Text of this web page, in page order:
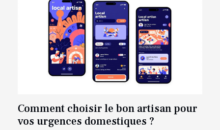
Comment choisir le bon artisan pour
vos urgences domestiques ?